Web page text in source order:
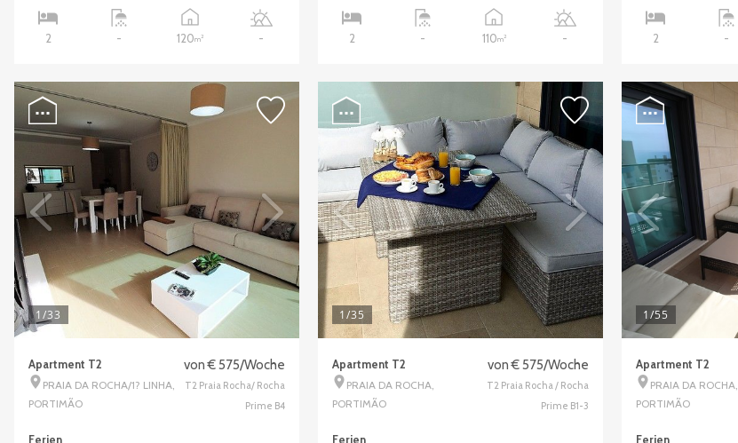
2 - 120m2 - 2 - 110m2 - 2 -
1 /33
Apartment T2
PRAIA DA ROCHA/1? LINHA,
PORTIMÃO
von € 575/Woche
T2 Praia Rocha/ Rocha
Prime B4
Ferien
1/35
Apartment T2
PRAIA DA ROCHA,
PORTIMÃO
von € 575/Woche
T2 Praia Rocha / Rocha
Prime B1-3
Ferien
1/55
Apartment T2
PRAIA DA ROCHA,
PORTIMÃO
Ferien